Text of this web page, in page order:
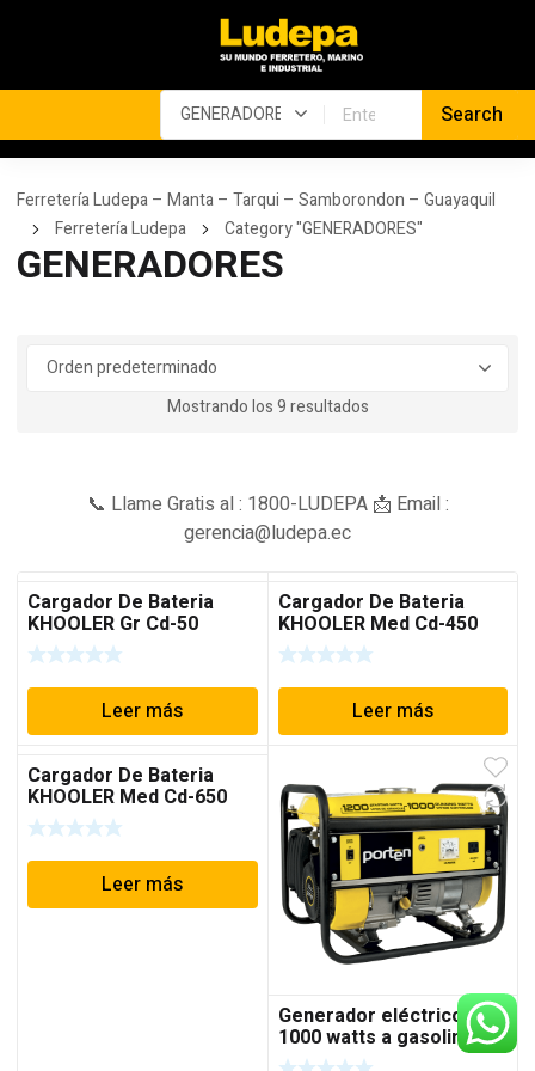
Ferretería Ludepa – Manta – Tarqui – Samborondon – Guayaquil
Ferretería Ludepa
Category "GENERADORES"
GENERADORES
Mostrando los 9 resultados
📞 Llame Gratis al : 1800-LUDEPA 📩 Email :
gerencia@ludepa.ec
Cargador De Bateria
KHOOLER Gr Cd-50
Leer más
Cargador De Bateria
KHOOLER Med Cd-450
Leer más
Cargador De Bateria
KHOOLER Med Cd-650
Leer más
Generador eléctrico
1000 watts a gasolina
PG1200